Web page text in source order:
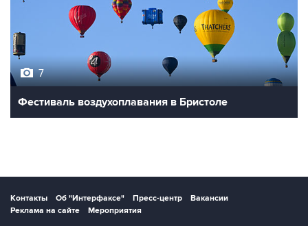
7
Фестиваль воздухоплавания в Бристоле
Контакты Об "Интерфаксе" Пресс-центр
Вакансии
Реклама на сайте
Мероприятия